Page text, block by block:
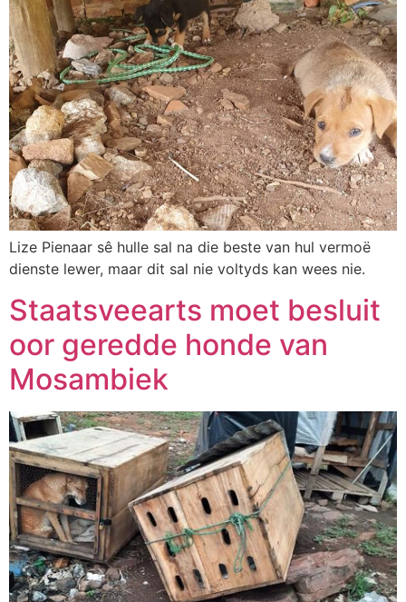
Lize Pienaar sê hulle sal na die beste van hul vermoë
dienste lewer, maar dit sal nie voltyds kan wees nie.
Staatsveearts moet besluit
oor geredde honde van
Mosambiek